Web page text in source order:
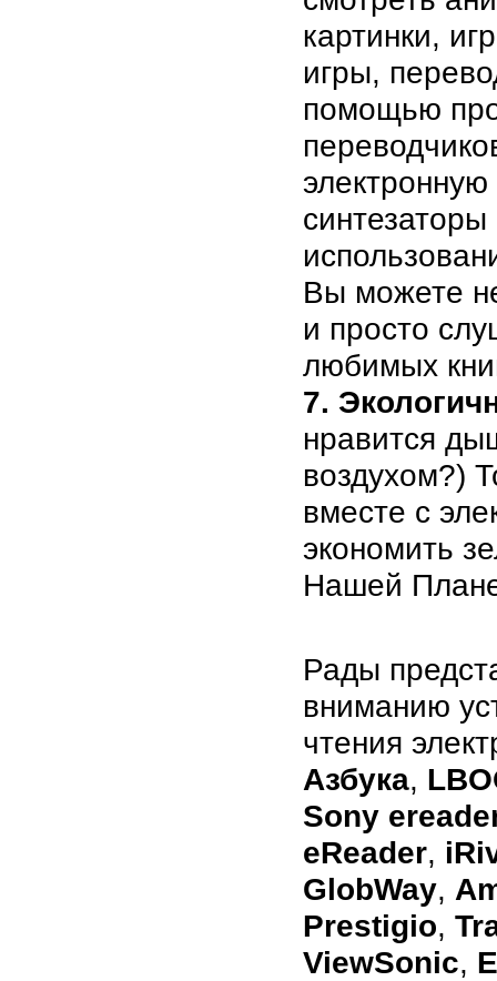
картинки,
игры,
помощью
Вы можете
и просто
любимых
7.
нравится
воздухом?)
вместе с
экономить
Нашей
Рады
вниманию
чтения
Азбука,
Sony
eReader,
GlobWay,
Prestigio,
ViewSonic,